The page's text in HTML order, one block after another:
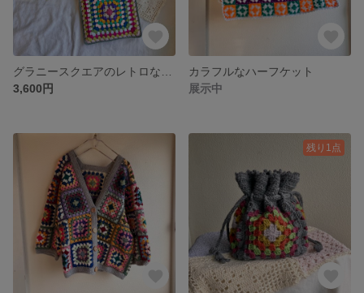
3,600円
カラフルなハーフケット
展示中
残り1点